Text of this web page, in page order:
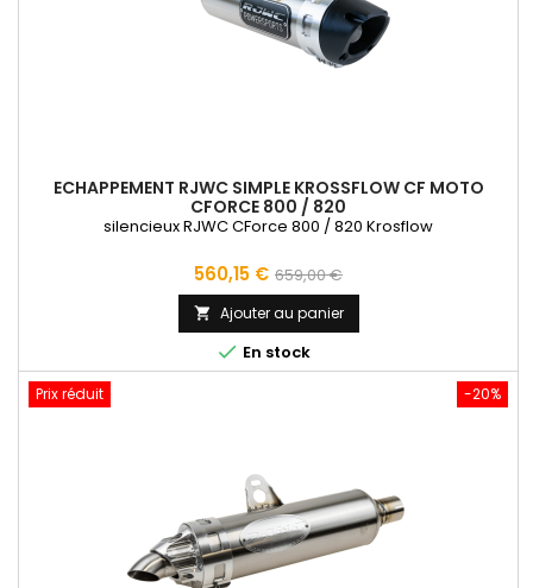
ECHAPPEMENT RJWC SIMPLE KROSSFLOW CF MOTO
CFORCE 800 / 820
silencieux RJWC CForce 800 / 820 Krosflow
Prix
560,15 € Prix
base
659,00 €
 Ajouter au panier
 En stock
-20%
Prix réduit